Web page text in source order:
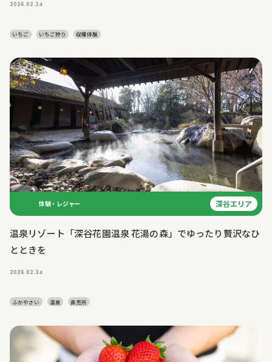
2026.02.24
いちご いちご狩り 収穫体験
体験・レジャー 深谷エリア
温泉リゾート「深谷花園温泉 花湯の森」でゆったり贅沢なひ
とときを
2026.02.24
ふかやさい 温泉 直売所